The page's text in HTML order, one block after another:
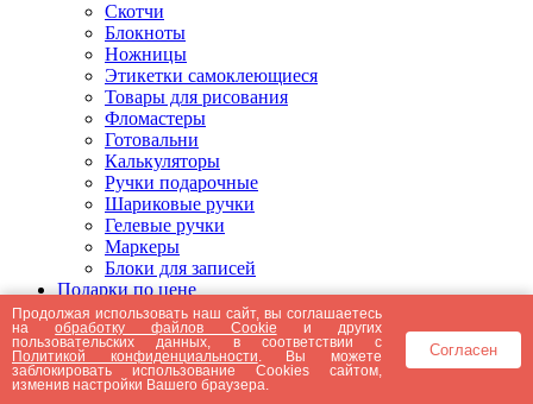
Скотчи
Блокноты
Ножницы
Этикетки самоклеющиеся
Товары для рисования
Фломастеры
Готовальни
Калькуляторы
Ручки подарочные
Шариковые ручки
Гелевые ручки
Маркеры
Блоки для записей
Подарки по цене
Подарки от 5000 рублей
Подарки до 5000 рублей
Подарки до 3000 рублей
Подарки до 2000 рублей
Подарки до 1000 рублей
Продолжая использовать наш сайт, вы соглашаетесь
наобработку файлов Cookie и других
пользовательских данных, в соответствии с
Политикой конфиденциальности . Вы можете
заблокировать использование Cookies сайтом,
изменив настройки Вашего браузера.
Согласен